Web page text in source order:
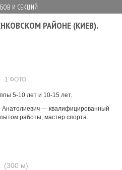
И СЕКЦИЙ
РАЙОНЕ (КИЕВ).
1 ФОТО
5-10 лет и 10-15 лет.
Анатолиевич — квалифицированный
работы, мастер спорта.
(300 м)